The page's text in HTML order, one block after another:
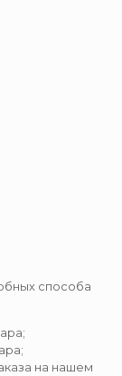
способа
на нашем